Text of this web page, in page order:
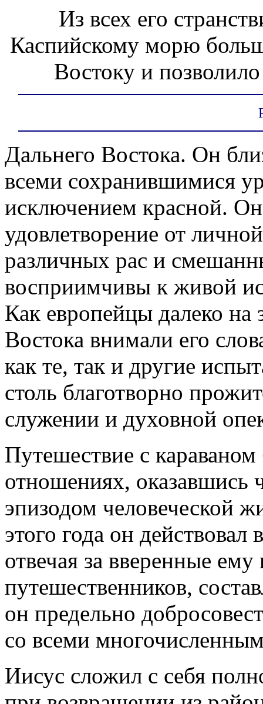
Из всех его
Каспийскому морю
Востоку и
Дальнего Востока. Он
всеми сохранившимися
исключением красной.
удовлетворение от
различных рас и
восприимчивы к живой
Как европейцы далеко на
Востока внимали его
как те, так и другие
столь благотворно
служении и духовной
Путешествие с
отношениях, оказавшись
эпизодом человеческой
этого года он действовал
отвечая за вверенные
путешественников,
он предельно
со всеми
Иисус сложил с себя